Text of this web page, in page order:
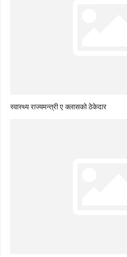
स्वास्थ्य राज्यमन्त्री ए क्लासको ठेकेदार